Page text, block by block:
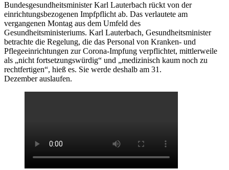
Bundesgesundheitsminister Karl Lauterbach rückt von der
einrichtungsbezogenen Impfpflicht ab. Das verlautete am
vergangenen Montag aus dem Umfeld des
Gesundheitsministeriums. Karl Lauterbach, Gesundheitsminister
betrachte die Regelung, die das Personal von Kranken- und
Pflegeeinrichtungen zur Corona-Impfung verpflichtet, mittlerweile
als „nicht fortsetzungswürdig“ und „medizinisch kaum noch zu
rechtfertigen“, hieß es. Sie werde deshalb am 31.
Dezember auslaufen.